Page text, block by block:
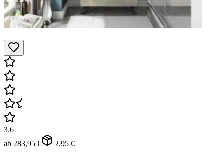
3.6
ab 283,95 € 2,95 €